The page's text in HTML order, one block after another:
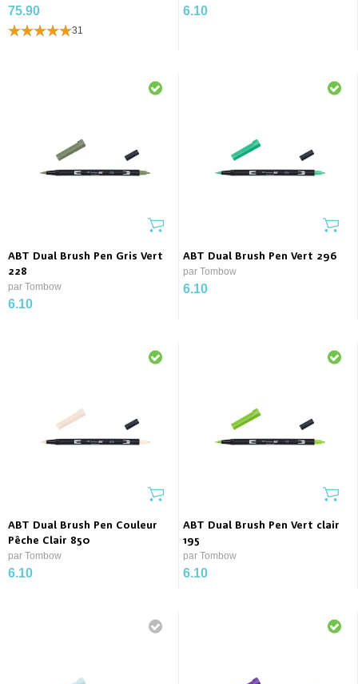
75.90
31
6.10
ABT Dual Brush Pen Gris Vert
228
par Tombow
6.10
ABT Dual Brush Pen Vert 296
par Tombow
6.10
ABT Dual Brush Pen Couleur
Pêche Clair 850
par Tombow
6.10
ABT Dual Brush Pen Vert clair
195
par Tombow
6.10